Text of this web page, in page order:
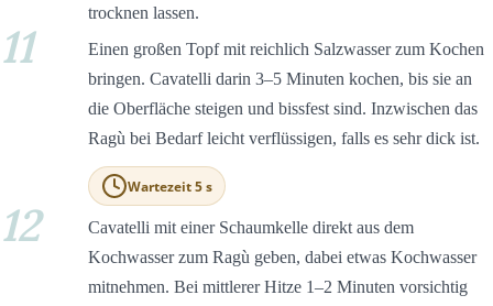
trocknen lassen.
11
Einen großen Topf mit reichlich Salzwasser zum Kochen
bringen. Cavatelli darin 3–5 Minuten kochen, bis sie an
die Oberfläche steigen und bissfest sind. Inzwischen das
Ragù bei Bedarf leicht verflüssigen, falls es sehr dick ist.
Wartezeit 5 s
12
Cavatelli mit einer Schaumkelle direkt aus dem
Kochwasser zum Ragù geben, dabei etwas Kochwasser
mitnehmen. Bei mittlerer Hitze 1–2 Minuten vorsichtig